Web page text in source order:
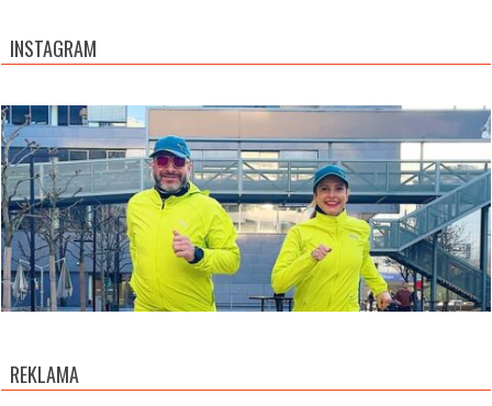
INSTAGRAM
REKLAMA